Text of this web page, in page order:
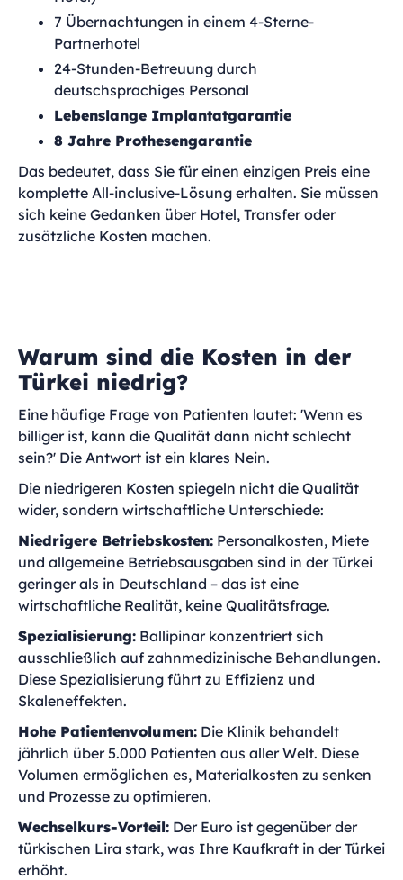
7 Übernachtungen in einem 4-Sterne-
Partnerhotel
24-Stunden-Betreuung durch
deutschsprachiges Personal
Lebenslange Implantatgarantie
8 Jahre Prothesengarantie
Das bedeutet, dass Sie für einen einzigen Preis eine
komplette All-inclusive-Lösung erhalten. Sie müssen
sich keine Gedanken über Hotel, Transfer oder
zusätzliche Kosten machen.
Warum sind die Kosten in der
Türkei niedrig?
Eine häufige Frage von Patienten lautet: 'Wenn es
billiger ist, kann die Qualität dann nicht schlecht
sein?' Die Antwort ist ein klares Nein.
Die niedrigeren Kosten spiegeln nicht die Qualität
wider, sondern wirtschaftliche Unterschiede:
Niedrigere Betriebskosten: Personalkosten, Miete
und allgemeine Betriebsausgaben sind in der Türkei
geringer als in Deutschland – das ist eine
wirtschaftliche Realität, keine Qualitätsfrage.
Spezialisierung: Ballipinar konzentriert sich
ausschließlich auf zahnmedizinische Behandlungen.
Diese Spezialisierung führt zu Effizienz und
Skaleneffekten.
Hohe Patientenvolumen: Die Klinik behandelt
jährlich über 5.000 Patienten aus aller Welt. Diese
Volumen ermöglichen es, Materialkosten zu senken
und Prozesse zu optimieren.
Wechselkurs-Vorteil: Der Euro ist gegenüber der
türkischen Lira stark, was Ihre Kaufkraft in der Türkei
erhöht.